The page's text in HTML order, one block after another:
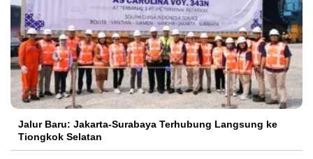
Jalur Baru: Jakarta-Surabaya Terhubung Langsung ke
Tiongkok Selatan